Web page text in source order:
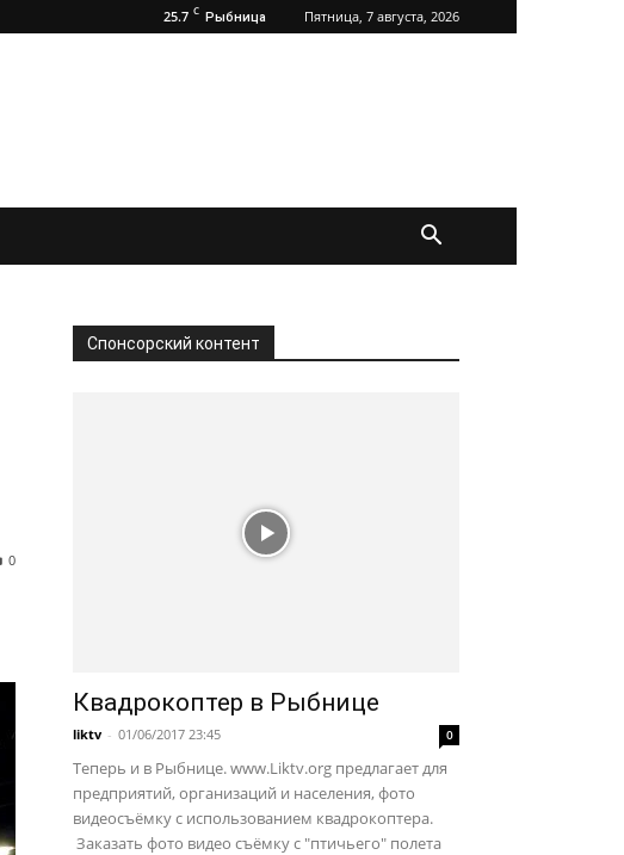
25.7 C Рыбница Пятница, 7 августа, 2026
0
Спонсорский контент
Квадрокоптер в Рыбнице
liktv - 01/06/2017 23:45 0
Теперь и в Рыбнице. www.Liktv.org предлагает для
предприятий, организаций и населения, фото
видеосъёмку с использованием квадрокоптера.
Заказать фото видео съёмку с "птичьего" полета